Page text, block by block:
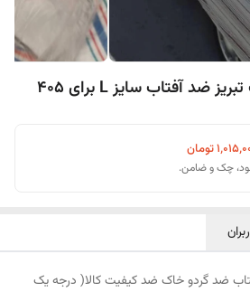
چادر نخ پنبه درجه یک تبریز ضد آفتاب سایز L برای 405
تومان
ضد گردو خاک ضد کیفیت کالا( درجه یک